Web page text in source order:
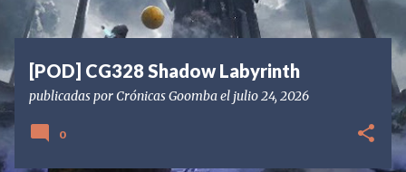
[POD] CG328 Shadow Labyrinth
publicadas porCrónicas Goombael julio 24, 2026
0